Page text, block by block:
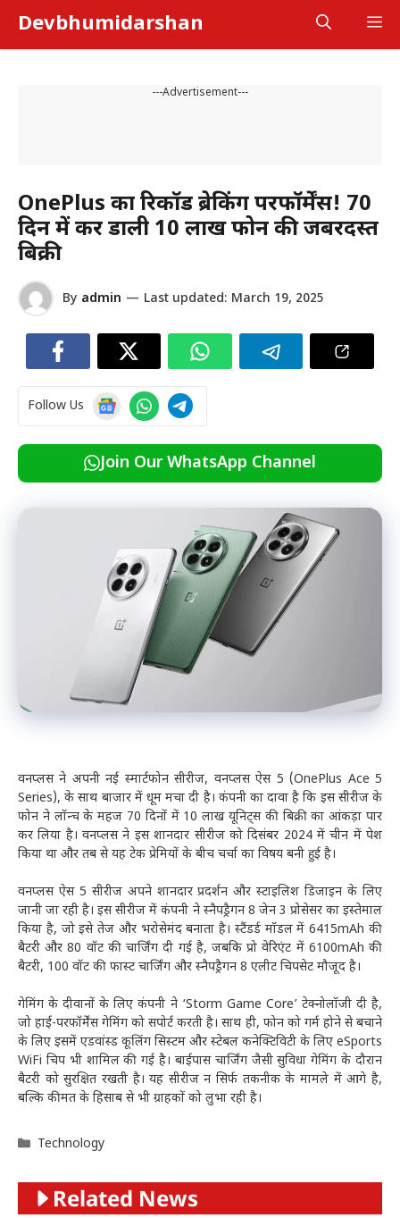
content
Devbhumidarshan
---Advertisement---
OnePlus का रिकॉर्ड ब्रेकिंग परफॉर्मेंस! 70
दिन में कर डाली 10 लाख फोन की जबरदस्त
बिक्री
By admin — Last updated: March 19, 2025
Follow Us
Join Our WhatsApp Channel
वनप्लस ने अपनी नई स्मार्टफोन सीरीज, वनप्लस ऐस 5 (OnePlus Ace 5
Series), के साथ बाजार में धूम मचा दी है। कंपनी का दावा है कि इस सीरीज के
फोन ने लॉन्च के महज 70 दिनों में 10 लाख यूनिट्स की बिक्री का आंकड़ा पार
कर लिया है। वनप्लस ने इस शानदार सीरीज को दिसंबर 2024 में चीन में पेश
किया था और तब से यह टेक प्रेमियों के बीच चर्चा का विषय बनी हुई है।
वनप्लस ऐस 5 सीरीज अपने शानदार प्रदर्शन और स्टाइलिश डिजाइन के लिए
जानी जा रही है। इस सीरीज में कंपनी ने स्नैपड्रैगन 8 जेन 3 प्रोसेसर का इस्तेमाल
किया है, जो इसे तेज और भरोसेमंद बनाता है। स्टैंडर्ड मॉडल में 6415mAh की
बैटरी और 80 वॉट की चार्जिंग दी गई है, जबकि प्रो वेरिएंट में 6100mAh की
बैटरी, 100 वॉट की फास्ट चार्जिंग और स्नैपड्रैगन 8 एलीट चिपसेट मौजूद है।
गेमिंग के दीवानों के लिए कंपनी ने ‘Storm Game Core’ टेक्नोलॉजी दी है,
जो हाई-परफॉर्मेंस गेमिंग को सपोर्ट करती है। साथ ही, फोन को गर्म होने से बचाने
के लिए इसमें एडवांस्ड कूलिंग सिस्टम और स्टेबल कनेक्टिविटी के लिए eSports
WiFi चिप भी शामिल की गई है। बाईपास चार्जिंग जैसी सुविधा गेमिंग के दौरान
बैटरी को सुरक्षित रखती है। यह सीरीज न सिर्फ तकनीक के मामले में आगे है,
बल्कि कीमत के हिसाब से भी ग्राहकों को लुभा रही है।
Categories
Technology
Related News